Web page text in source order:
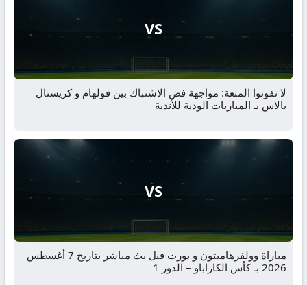
VS
لا تفوتوا المتعة: مواجهة فض الاشتباك بين فولهام و كريستال
بالاس بـ المباريات الودية للأندية
VS
مباراة وولفرهامبتون و بورت فيل بث مباشر بتاريخ 7 أغسطس
2026 بـ كأس الكاراباو – الدور 1